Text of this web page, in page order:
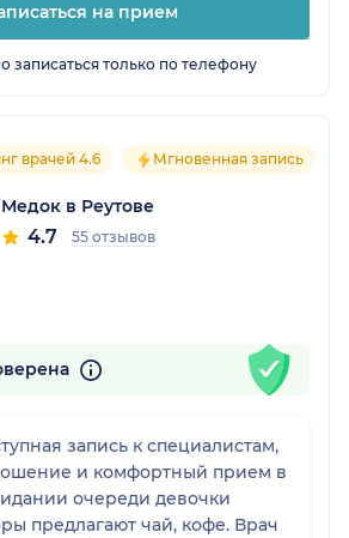
на прием
записаться только по телефону
врачей 4.6 Мгновенная запись
Медок в Реутове
4.7 55 отзывов
запись к специалистам,
и комфортный прием в
очереди девочки
предлагают чай, кофе. Врач